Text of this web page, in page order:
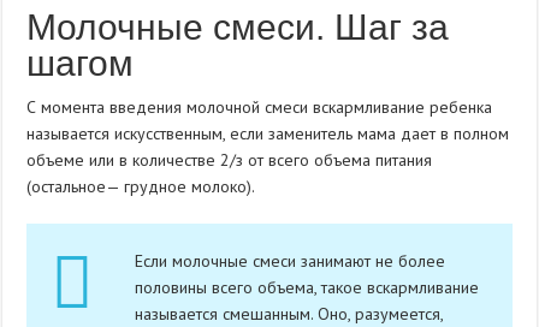
Молочные смеси. Шаг за
шагом
С момента введения молочной смеси вскармливание ребенка
называется искусственным, если заменитель мама дает в полном
объеме или в количестве 2/з от всего объема питания
(остальное— грудное молоко).
Если молочные смеси занимают не более
половины всего объема, такое вскармливание
называется смешанным. Оно, разумеется,